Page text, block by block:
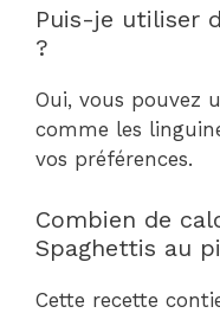
Puis-je utiliser
?
Oui, vous pouvez
comme les
vos préférences.
Combien de
Spaghettis au
Cette recette